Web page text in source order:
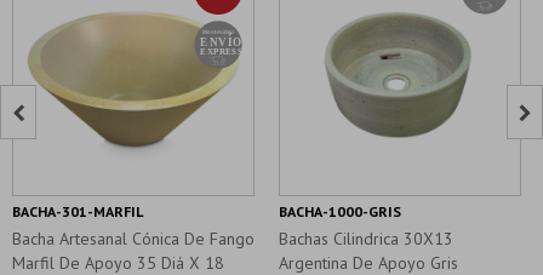
Bacha Artesanal Cónica De Fango
Marfil De Apoyo 35 Diá X 18
BACHA-301-MARFIL
Bachas Cilindrica 30X13
Argentina De Apoyo Gris
BACHA-1000-GRIS
 